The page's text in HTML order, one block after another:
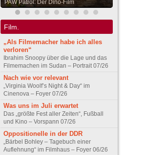
PAW Patrol: Der Dino-Film
Film.
„Als Filmemacher habe ich alles
verloren“
Ibrahim Snoopy über die Lage und das
Filmemachen im Sudan – Portrait 07/26
Nach wie vor relevant
„Virginia Woolf’s Night & Day“ im
Cinenova – Foyer 07/26
Was uns im Juli erwartet
Das „größte Fest aller Zeiten“, Fußball
und Kino – Vorspann 07/26
Oppositionelle in der DDR
„Bärbel Bohley – Tagebuch einer
Auflehnung“ im Filmhaus – Foyer 06/26